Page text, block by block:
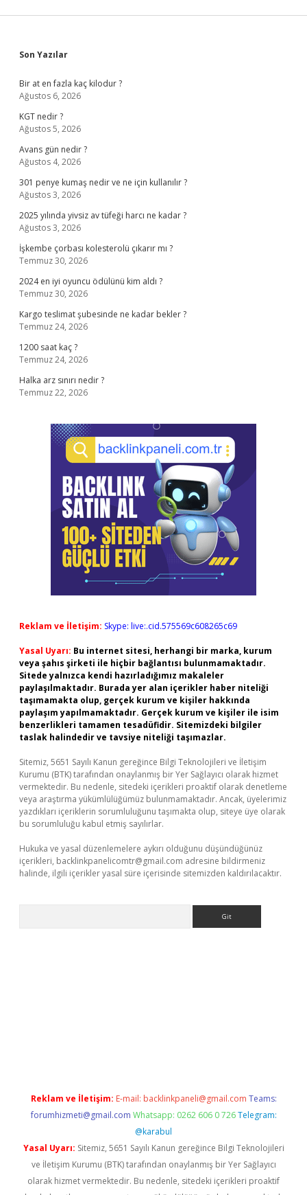
Sidebar
Son Yazılar
Bir at en fazla kaç kilodur ?
Ağustos 6, 2026
KGT nedir ?
Ağustos 5, 2026
Avans gün nedir ?
Ağustos 4, 2026
301 penye kumaş nedir ve ne için kullanılır ?
Ağustos 3, 2026
2025 yılında yivsiz av tüfeği harcı ne kadar ?
Ağustos 3, 2026
İşkembe çorbası kolesterolü çıkarır mı ?
Temmuz 30, 2026
2024 en iyi oyuncu ödülünü kim aldı ?
Temmuz 30, 2026
Kargo teslimat şubesinde ne kadar bekler ?
Temmuz 24, 2026
1200 saat kaç ?
Temmuz 24, 2026
Halka arz sınırı nedir ?
Temmuz 22, 2026
Reklam ve İletişim: Skype: live:.cid.575569c608265c69
Yasal Uyarı: Bu internet sitesi, herhangi bir marka, kurum
veya şahıs şirketi ile hiçbir bağlantısı bulunmamaktadır.
Sitede yalnızca kendi hazırladığımız makaleler
paylaşılmaktadır. Burada yer alan içerikler haber niteliği
taşımamakta olup, gerçek kurum ve kişiler hakkında
paylaşım yapılmamaktadır. Gerçek kurum ve kişiler ile isim
benzerlikleri tamamen tesadüfidir. Sitemizdeki bilgiler
taslak halindedir ve tavsiye niteliği taşımazlar.
Sitemiz, 5651 Sayılı Kanun gereğince Bilgi Teknolojileri ve İletişim
Kurumu (BTK) tarafından onaylanmış bir Yer Sağlayıcı olarak hizmet
vermektedir. Bu nedenle, sitedeki içerikleri proaktif olarak denetleme
veya araştırma yükümlülüğümüz bulunmamaktadır. Ancak, üyelerimiz
yazdıkları içeriklerin sorumluluğunu taşımakta olup, siteye üye olarak
bu sorumluluğu kabul etmiş sayılırlar.
Hukuka ve yasal düzenlemelere aykırı olduğunu düşündüğünüz
içerikleri, backlinkpanelicomtr@gmail.com adresine bildirmeniz
halinde, ilgili içerikler yasal süre içerisinde sitemizden kaldırılacaktır.
Reklam ve İletişim: E-mail: backlinkpaneli@gmail.com Teams:
forumhizmeti@gmail.com Whatsapp: 0262 606 0 726 Telegram:
@karabul
Yasal Uyarı: Sitemiz, 5651 Sayılı Kanun gereğince Bilgi Teknolojileri
ve İletişim Kurumu (BTK) tarafından onaylanmış bir Yer Sağlayıcı
olarak hizmet vermektedir. Bu nedenle, sitedeki içerikleri proaktif